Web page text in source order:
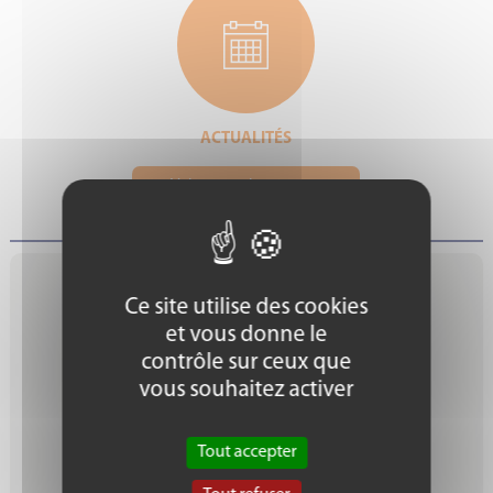
Ce site utilise des cookies
et vous donne le
contrôle sur ceux que
vous souhaitez activer
Tout accepter
ACTUALITÉS
Nous contacter
ACTALIA Cecalait
BP 70129
FRANCE